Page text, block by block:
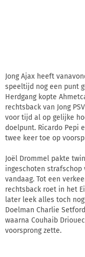
Jong Ajax heeft
speeltijd nog een punt
Herdgang kopte
rechtsback van Jong
voor tijd al op gelijke
doelpunt. Ricardo Pepi
twee keer toe op
Joël Drommel pakte
ingeschoten strafschop
vandaag. Tot een
rechtsback roet in het
later leek alles toch
Doelman Charlie
waarna Couhaib
voorsprong zette.